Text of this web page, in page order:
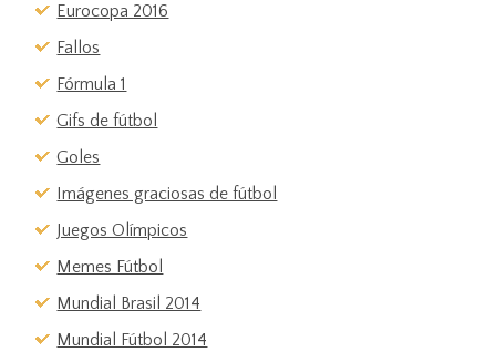
Eurocopa 2016
Fallos
Fórmula 1
Gifs de fútbol
Goles
Imágenes graciosas de fútbol
Juegos Olímpicos
Memes Fútbol
Mundial Brasil 2014
Mundial Fútbol 2014